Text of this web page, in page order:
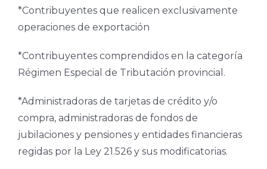
*Contribuyentes que realicen exclusivamente
operaciones de exportación
*Contribuyentes comprendidos en la categoría
Régimen Especial de Tributación provincial.
*Administradoras de tarjetas de crédito y/o
compra, administradoras de fondos de
jubilaciones y pensiones y entidades financieras
regidas por la Ley 21.526 y sus modificatorias.